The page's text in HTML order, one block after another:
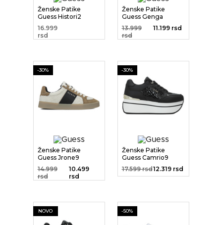
Ženske Patike
Guess Histori2
Active Lady
16.999
rsd
Ženske Patike
Guess Genga
13.999
rsd
11.199 rsd
Ženske Patike
Guess Jrone9
14.999
rsd
10.499
rsd
-30%
Ženske Patike
Guess Camrio9
17.599 rsd12.319 rsd
-30%
NOVO -50%